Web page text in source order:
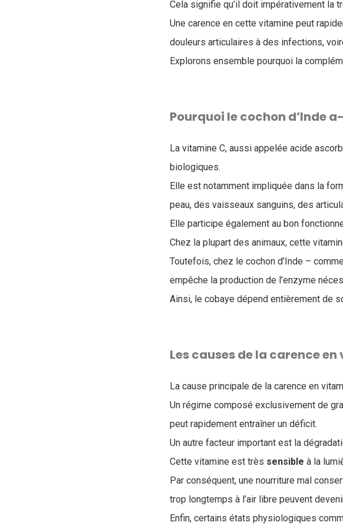
Cela signifie qu’il doit impérativement la
Une carence en cette vitamine peut
douleurs articulaires à des infections,
Explorons ensemble pourquoi la
Pourquoi le cochon d’Inde
La vitamine C, aussi appelée acide
biologiques.
Elle est notamment impliquée dans la
peau, des vaisseaux sanguins, des
Elle participe également au bon
Chez la plupart des animaux, cette
Toutefois, chez le cochon d’Inde –
empêche la production de l’enzyme
Ainsi, le cobaye dépend entièrement de
Les causes de la carence
La cause principale de la carence en
Un régime composé exclusivement de
peut rapidement entraîner un déficit.
Un autre facteur important est la
Cette vitamine est très sensible à la
Par conséquent, une nourriture mal
trop longtemps à l’air libre peuvent
Enfin, certains états physiologiques